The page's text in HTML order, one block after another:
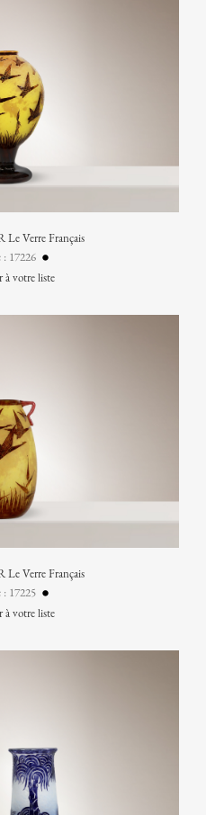
Verre Français
: 17226
à votre liste
Verre Français
: 17225
à votre liste